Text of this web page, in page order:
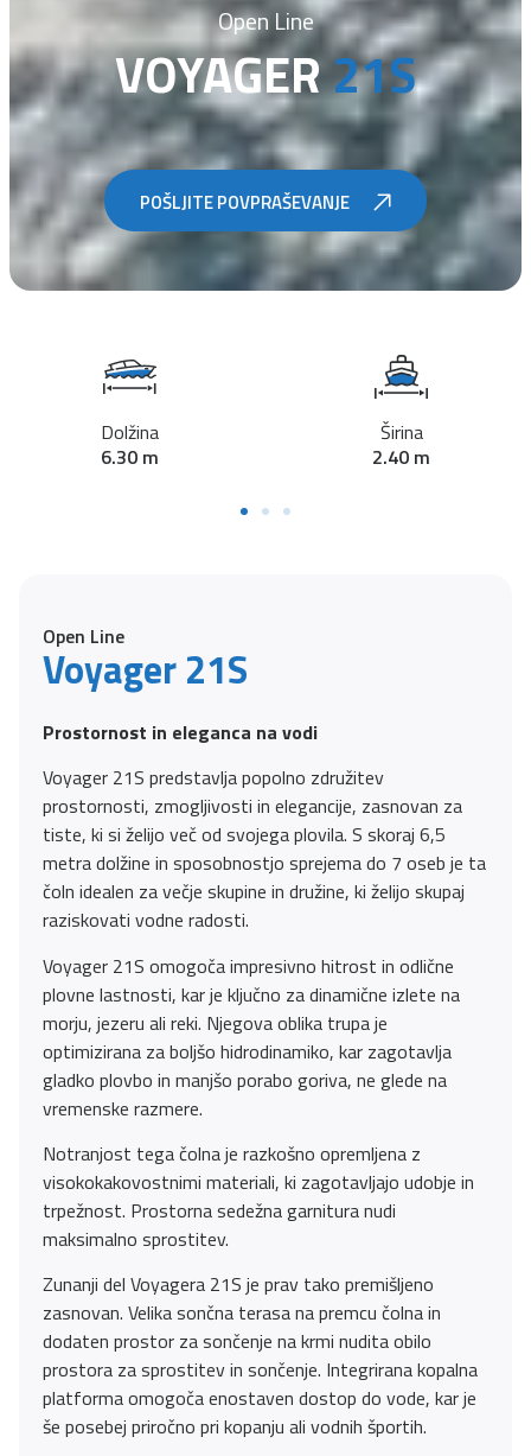
Open Line
VOYAGER21S
POŠLJITE POVPRAŠEVANJE
Dolžina
6.30 m
Širina
2.40 m
Open Line
Voyager 21S
Prostornost in eleganca na vodi
Voyager 21S predstavlja popolno združitev
prostornosti, zmogljivosti in elegancije, zasnovan za
tiste, ki si želijo več od svojega plovila. S skoraj 6,5
metra dolžine in sposobnostjo sprejema do 7 oseb je ta
čoln idealen za večje skupine in družine, ki želijo skupaj
raziskovati vodne radosti.
Voyager 21S omogoča impresivno hitrost in odlične
plovne lastnosti, kar je ključno za dinamične izlete na
morju, jezeru ali reki. Njegova oblika trupa je
optimizirana za boljšo hidrodinamiko, kar zagotavlja
gladko plovbo in manjšo porabo goriva, ne glede na
vremenske razmere.
Notranjost tega čolna je razkošno opremljena z
visokokakovostnimi materiali, ki zagotavljajo udobje in
trpežnost. Prostorna sedežna garnitura nudi
maksimalno sprostitev.
Zunanji del Voyagera 21S je prav tako premišljeno
zasnovan. Velika sončna terasa na premcu čolna in
dodaten prostor za sončenje na krmi nudita obilo
prostora za sprostitev in sončenje. Integrirana kopalna
platforma omogoča enostaven dostop do vode, kar je
še posebej priročno pri kopanju ali vodnih športih.